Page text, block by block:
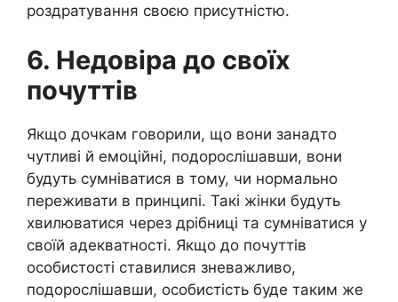
роздратування своєю присутністю.
6. Недовіра до своїх
почуттів
Якщо дочкам говорили, що вони занадто
чутливі й емоційні, подорослішавши, вони
будуть сумніватися в тому, чи нормально
переживати в принципі. Такі жінки будуть
хвилюватися через дрібниці та сумніватися у
своїй адекватності. Якщо до почуттів
особистості ставилися зневажливо,
подорослішавши, особистість буде таким же